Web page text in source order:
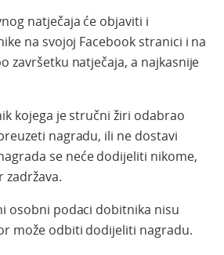
natječaja će objaviti i
na svojoj Facebook stranici i na
završetku natječaja, a najkasnije
kojega je stručni žiri odabrao
nagradu, ili ne dostavi
se neće dodijeliti nikome,
zadržava.
osobni podaci dobitnika nisu
može odbiti dodijeliti nagradu.